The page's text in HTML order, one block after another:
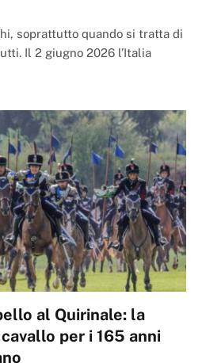
soprattutto quando si tratta di
Il 2 giugno 2026 l’Italia
al Quirinale: la
per i 165 anni